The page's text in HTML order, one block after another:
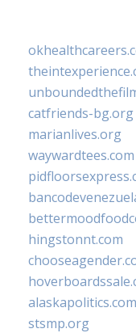
catfriends-bg.org
marianlives.org
waywardtees.com
hingstonnt.com
alaskapolitics.com
stsmp.org